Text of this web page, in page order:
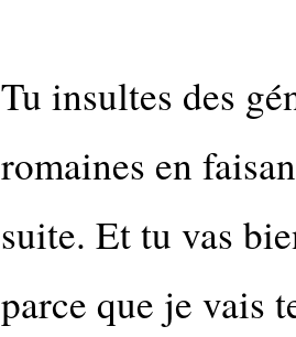
Tu insultes des
romaines en
suite. Et tu vas
parce que je vais